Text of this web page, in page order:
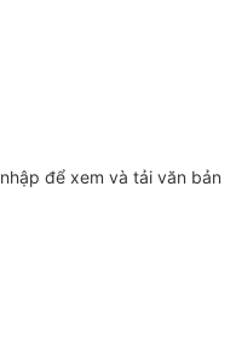
để xem và tải văn bản